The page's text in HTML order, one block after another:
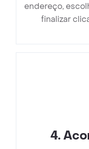
endereço,
finalizar
4.